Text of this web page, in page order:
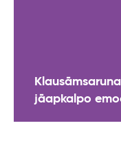
jāapkalpo